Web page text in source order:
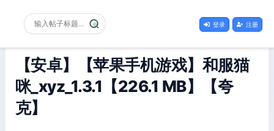
登录 注册
【安卓】【苹果手机游戏】和服猫
咪_xyz_1.3.1【226.1 MB】【夸
克】